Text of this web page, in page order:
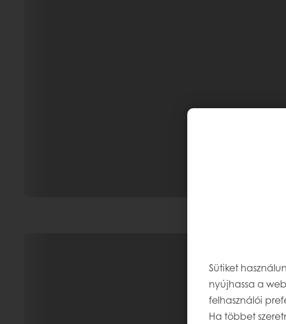
Sütiket
nyújhassa a
felhasználói
Ha többet